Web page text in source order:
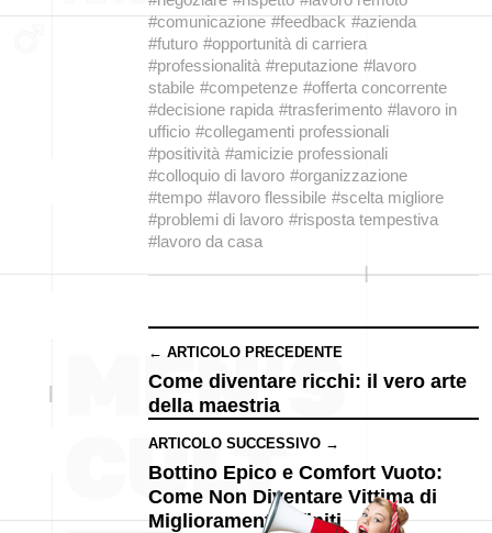
#comunicazione #feedback #azienda
#futuro #opportunità di carriera
#professionalità #reputazione #lavoro
stabile #competenze #offerta concorrente
#decisione rapida #trasferimento #lavoro in
ufficio #collegamenti professionali
#positività #amicizie professionali
#colloquio di lavoro #organizzazione
#tempo #lavoro flessibile #scelta migliore
#problemi di lavoro #risposta tempestiva
#lavoro da casa
← ARTICOLO PRECEDENTE
Come diventare ricchi: il vero arte
della maestria
ARTICOLO SUCCESSIVO →
Bottino Epico e Comfort Vuoto:
Come Non Diventare Vittima di
Miglioramenti Infiniti